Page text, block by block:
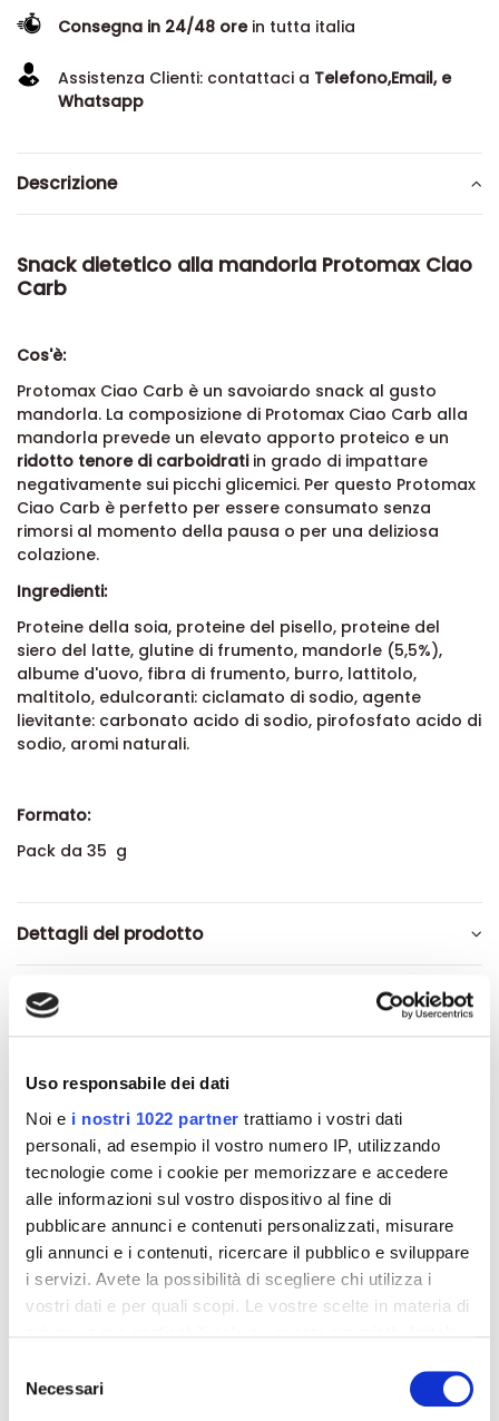
Uso responsabile dei dati
Noi e i nostri 1022 partner trattiamo i vostri dati
personali, ad esempio il vostro numero IP, utilizzando
tecnologie come i cookie per memorizzare e accedere
alle informazioni sul vostro dispositivo al fine di
pubblicare annunci e contenuti personalizzati, misurare
gli annunci e i contenuti, ricercare il pubblico e sviluppare
i servizi. Avete la possibilità di scegliere chi utilizza i
vostri dati e per quali scopi. Le vostre scelte in materia di
modificare o revocare il proprio consenso in qualsiasi
momento dalla Dichiarazione sui cookie o facendo clic
delNecessari
Consegna in 24/48 orein tutta italia
Assistenza Clienti: contattaci a Telefono,Email, e
Whatsapp
Descrizione
Snack dietetico alla mandorla Protomax Ciao
Carb
Cos'è:
Protomax Ciao Carb è un savoiardo snack al gusto
mandorla. La composizione di Protomax Ciao Carb alla
mandorla prevede un elevato apporto proteico e un
ridotto tenore di carboidratiin grado di impattare
negativamente sui picchi glicemici. Per questo Protomax
Ciao Carb è perfetto per essere consumato senza
rimorsi al momento della pausa o per una deliziosa
colazione.
Ingredienti:
Proteine della soia, proteine del pisello, proteine del
siero del latte, glutine di frumento, mandorle (5,5%),
albume d'uovo, fibra di frumento, burro, lattitolo,
maltitolo, edulcoranti: ciclamato di sodio, agente
lievitante: carbonato acido di sodio, pirofosfato acido di
sodio, aromi naturali.
Formato:
Pack da 35 g
Dettagli del prodotto
About Ciao Carb
Altri prodotti che potrebbero
interessarti
-42% -42%